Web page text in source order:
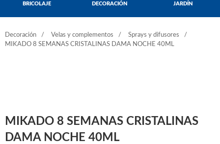
BRICOLAJE DECORACIÓN JARDÍN
Decoración Velas y complementos
Sprays y difusores
MIKADO 8 SEMANAS CRISTALINAS DAMA NOCHE 40ML
MIKADO 8 SEMANAS CRISTALINAS
DAMA NOCHE 40ML